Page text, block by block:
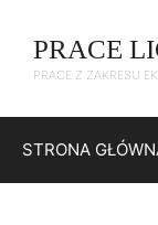
treści
PRACE
PRACE Z ZAKRESU
STRONA